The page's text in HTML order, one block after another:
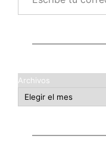
Archivos